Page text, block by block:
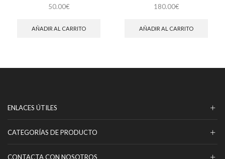
50.00€
AÑADIR AL CARRITO
180.00€
AÑADIR AL CARRITO
ENLACES ÚTILES
CATEGORÍAS DE PRODUCTO
CONTACTA CON NOSOTROS